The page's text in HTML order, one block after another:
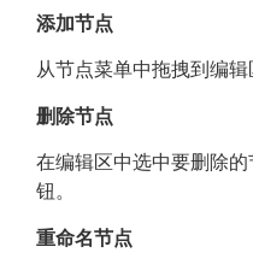
添加节点
从节点菜单中拖拽到编辑
删除节点
在编辑区中选中要删除
钮。
重命名节点